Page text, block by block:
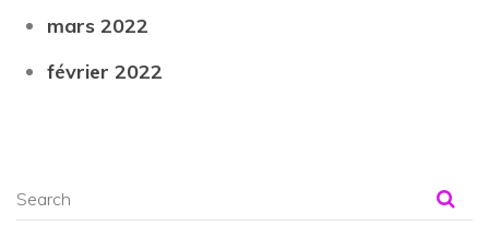
mars 2022
février 2022